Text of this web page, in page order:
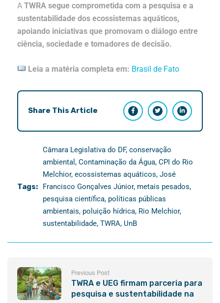
A TWRA segue comprometida com a pesquisa e a
sustentabilidade dos ecossistemas aquáticos,
apoiando iniciativas que promovam o diálogo entre
ciência, sociedade e tomadores de decisão.
Leia a matéria completa em: Brasil de Fato
Share This Article
Tags:
Câmara Legislativa do DF, conservação
ambiental , Contaminação da Água, CPI do Rio
Melchior, ecossistemas aquáticos, José
Francisco Gonçalves Júnior, metais pesados,
pesquisa científica, políticas públicas
ambientais, poluição hídrica, Rio Melchior,
sustentabilidade, TWRA, UnB
Previous Post
TWRA e UEG firmam parceria para
pesquisa e sustentabilidade na